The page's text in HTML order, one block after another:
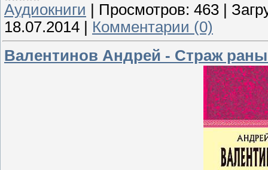
Аудиокниги
Просмотров: 463
18.07.2014
Комментарии (0)
Валентинов Андрей - Страж